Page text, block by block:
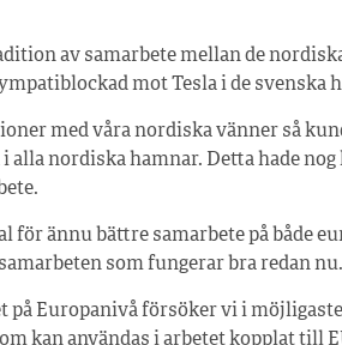
av samarbete mellan de
mot Tesla i de svenska
med våra nordiska vänner så
alla nordiska hamnar. Detta hade
för ännu bättre samarbete på både
som fungerar bra redan nu.
på Europanivå försöker vi i
kan användas i arbetet kopplat till